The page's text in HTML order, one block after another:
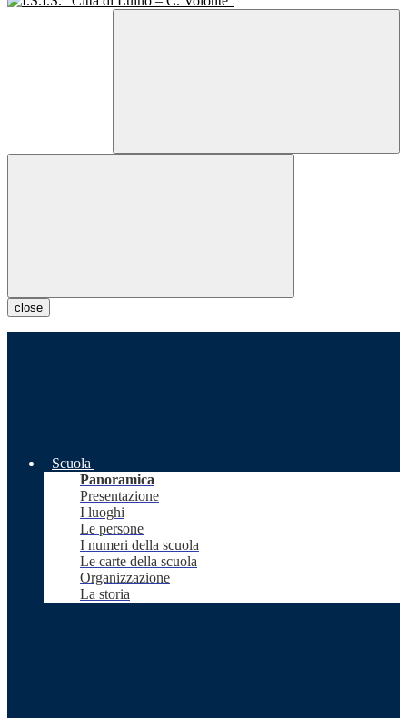
close
Scuola
Panoramica
Presentazione
I luoghi
Le persone
I numeri della scuola
Le carte della scuola
Organizzazione
La storia